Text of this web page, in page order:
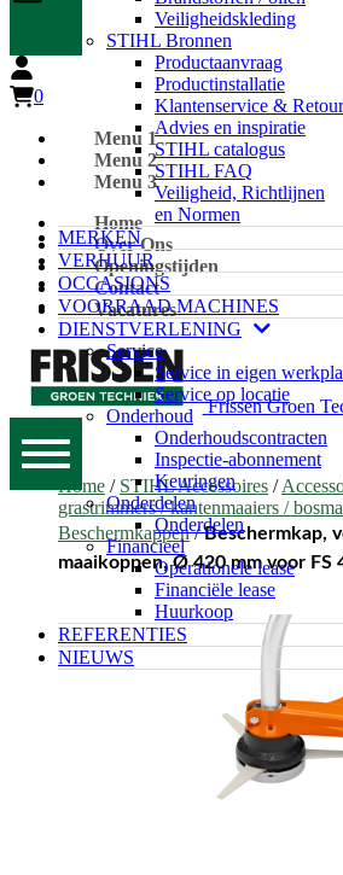
Veiligheidskleding
STIHL Bronnen
Productaanvraag
Productinstallatie
Klantenservice &
Advies en inspiratie
STIHL catalogus
STIHL FAQ
Veiligheid, Richtlijnen
en Normen
MERKEN
VERHUUR
OCCASIONS
VOORRAAD MACHINES
DIENSTVERLENING
Service
Service in eigen
Service op locatie
Onderhoud
Onderhoudscontracten
Inspectie-abonnement
Keuringen
Onderdelen
Onderdelen
Financieel
Operationele lease
Financiële lease
Huurkoop
REFERENTIES
NIEUWS
0
Menu 1
Menu 2
Menu 3
Home
Over Ons
Openingstijden
Contact
Vacatures
Frissen Groen
Home / STIHL Accessoires /
grastrimmers / kantenmaaiers /
Beschermkappen/Beschermkap,
maaikoppen, Ø 420 mm voor FS